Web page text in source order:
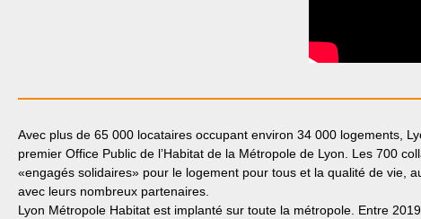
Avec plus de 65 000 locataires occupant environ 34 000 logements,
premier Office Public de l’Habitat de la Métropole de Lyon. Les 700
«engagés solidaires» pour le logement pour tous et la qualité de vie,
avec leurs nombreux partenaires.
Lyon Métropole Habitat est implanté sur toute la métropole. Entre 2019